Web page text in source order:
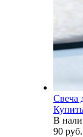
Свеча
Купить
В
90 руб.